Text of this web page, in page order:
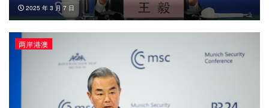
2025 年 3 月 7 日
两岸港澳